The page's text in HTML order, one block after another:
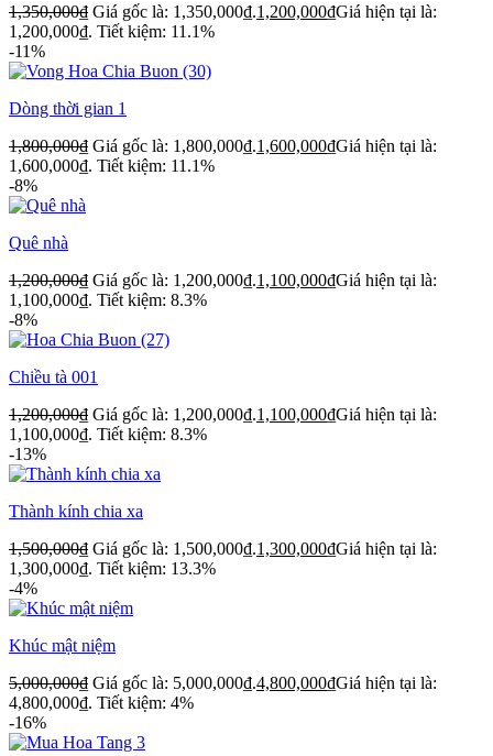
1,350,000₫ Giá gốc là: 1,350,000₫.1,200,000₫Giá hiện tại là:
1,200,000₫. Tiết kiệm: 11.1%
-11%
Dòng thời gian 1
1,800,000₫ Giá gốc là: 1,800,000₫.1,600,000₫Giá hiện tại là:
1,600,000₫. Tiết kiệm: 11.1%
-8%
Quê nhà
1,200,000₫ Giá gốc là: 1,200,000₫.1,100,000₫Giá hiện tại là:
1,100,000₫. Tiết kiệm: 8.3%
-8%
Chiều tà 001
1,200,000₫ Giá gốc là: 1,200,000₫.1,100,000₫Giá hiện tại là:
1,100,000₫. Tiết kiệm: 8.3%
-13%
Thành kính chia xa
1,500,000₫ Giá gốc là: 1,500,000₫.1,300,000₫Giá hiện tại là:
1,300,000₫. Tiết kiệm: 13.3%
-4%
Khúc mật niệm
5,000,000₫ Giá gốc là: 5,000,000₫.4,800,000₫Giá hiện tại là:
4,800,000₫. Tiết kiệm: 4%
-16%